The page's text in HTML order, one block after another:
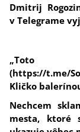
Dmitrij
v Telegrame
(https://t.me/
Kličko
Nechcem
mesta, ktoré